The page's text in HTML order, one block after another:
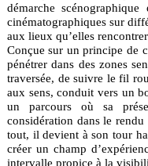
démarche
cinématographiques sur
aux lieux qu’elles
Conçue sur un principe de
pénétrer dans des zones
traversée, de suivre le fil
aux sens, conduit vers un
un parcours où sa
considération dans le
tout, il devient à son tour
créer un champ
intervalle propice à la